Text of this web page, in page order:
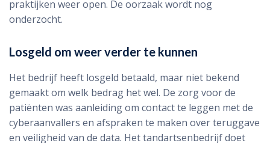
praktijken weer open. De oorzaak wordt nog
onderzocht.
Losgeld om weer verder te kunnen
Het bedrijf heeft losgeld betaald, maar niet bekend
gemaakt om welk bedrag het wel. De zorg voor de
patiënten was aanleiding om contact te leggen met de
cyberaanvallers en afspraken te maken over teruggave
en veiligheid van de data. Het tandartsenbedrijf doet